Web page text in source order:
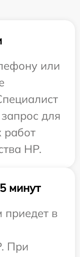
или
для
работ
HP.
минут
в
При